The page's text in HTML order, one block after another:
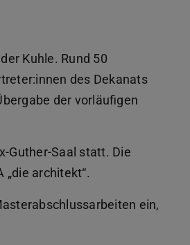
Kuhle. Rund 50
des Dekanats
der vorläufigen
Guther-Saal statt. Die
architekt“.
ein,